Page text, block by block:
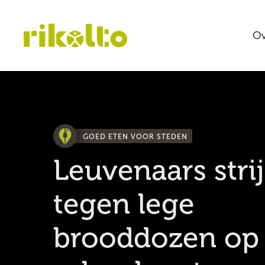
GOED ETEN VOOR STEDEN
Leuvenaars
tegen lege
brooddozen op